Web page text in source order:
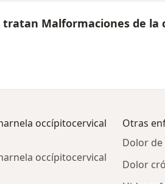
tratan Malformaciones de la
occípitocervical
occípitocervical
Otras
Dolor
Dolor